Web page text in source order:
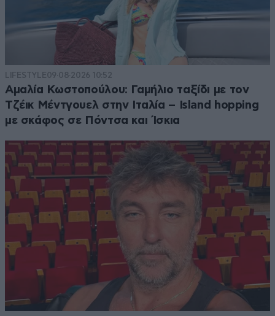
LIFESTYLE09·08·2026 10:52
Αμαλία Κωστοπούλου: Γαμήλιο ταξίδι με τον
Τζέικ Μέντγουελ στην Ιταλία – Island hopping
με σκάφος σε Πόντσα και Ίσκια